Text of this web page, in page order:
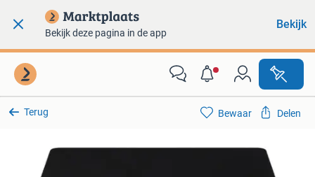
Bekijk deze pagina in de app
Bekijk
Terug Bewaar Delen